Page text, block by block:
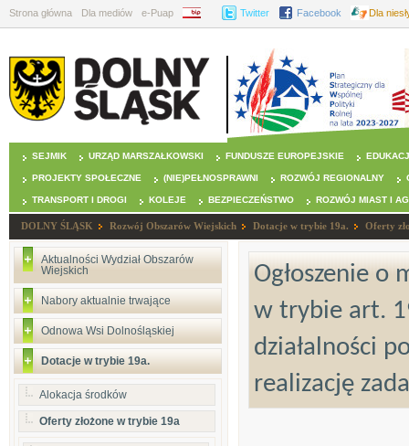
Strona główna Dla mediów e-Puap BIP Twitter Facebook Dla
SEJMIK URZĄD MARSZAŁKOWSKI FUNDUSZE EUROPEJSKIE
PROJEKTY SPOŁECZNE (NIE)PEŁNOSPRAWNI ROZWÓJ REGIONALNY
TRANSPORT I DROGI KOLEJE BEZPIECZEŃSTWO ROZWÓJ MIAST I
DOLNY ŚLĄSK Rozwój Obszarów Wiejskich Dotacje w trybie 19a. Oferty
Aktualności Wydział Obszarów
Wiejskich
Nabory aktualnie trwające
Odnowa Wsi Dolnośląskiej
Dotacje w trybie 19a.
Alokacja środków
Oferty złożone w trybie 19a
Ogłoszenie o
w trybie art.
działalności
realizację